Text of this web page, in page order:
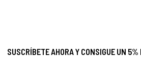
SUSCRÍBETE AHORA Y CONSIGUE UN